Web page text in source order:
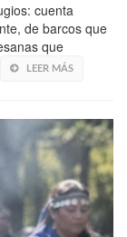
cuenta
de barcos que
que
LEER MÁS